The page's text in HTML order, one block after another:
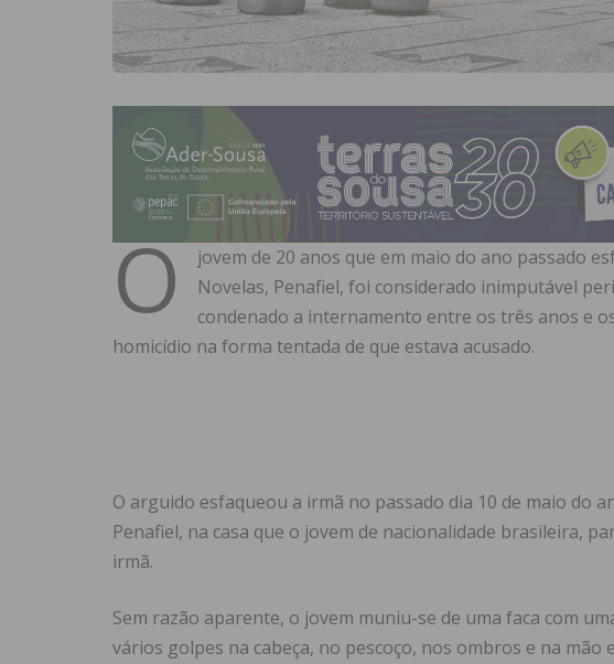
O
jovem de 20 anos que em maio do ano passado
Novelas, Penafiel, foi considerado inimputável
condenado a internamento entre os três anos e
homicídio na forma tentada de que estava acusado.
O arguido esfaqueou a irmã no passado dia 10 de maio do
Penafiel, na casa que o jovem de nacionalidade brasileira,
irmã.
Sem razão aparente, o jovem muniu-se de uma faca com
vários golpes na cabeça, no pescoço, nos ombros e na mão